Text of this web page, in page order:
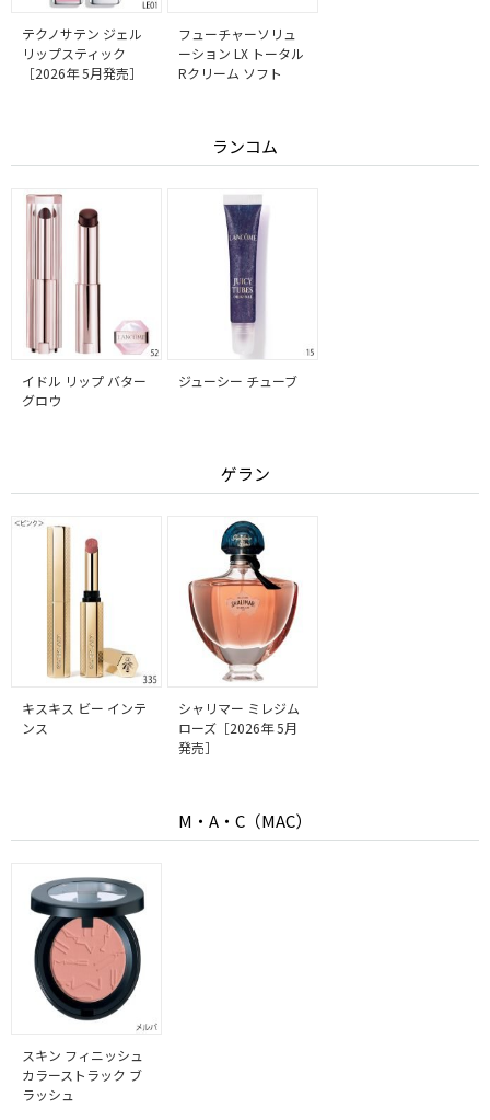
テクノサテン ジェル
リップスティック
［2026年 5月発売］
フューチャーソリュ
ーション LX トータル
Rクリーム ソフト
ランコム
イドル リップ バター
グロウ
ジューシー チューブ
ゲラン
キスキス ビー インテ
ンス
シャリマー ミレジム
ローズ［2026年 5月
発売］
M・A・C（MAC）
スキン フィニッシュ
カラーストラック ブ
ラッシュ